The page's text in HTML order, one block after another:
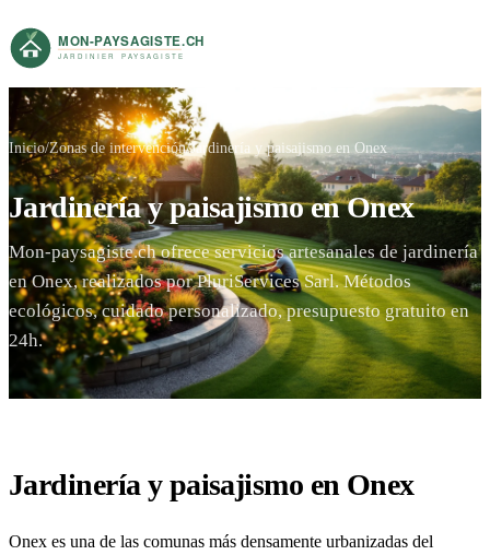
Inicio Zonas de intervención Jardinería y paisajismo en Onex
Jardinería y paisajismo en Onex
Mon-paysagiste.ch ofrece servicios artesanales de jardinería
en Onex, realizados por PluriServices Sarl. Métodos
ecológicos, cuidado personalizado, presupuesto gratuito en
24h.
Jardinería y paisajismo en Onex
Onex es una de las comunas más densamente urbanizadas del